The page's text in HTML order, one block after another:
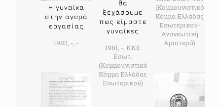
Η γυναίκα
στην αγορά
εργασίας
1983, -, -
θα
ξεχάσουμε
πως είμαστε
γυναίκες
1981, -, ΚΚΕ
Εσωτ.
(Κομμουνιστικό
Κόμμα Ελλάδας
Εσωτερικού)
(Κομμουνιστικό
Κόμμα Ελλάδας
Εσωτερικού-
Ανανεωτική
Αριστερά)